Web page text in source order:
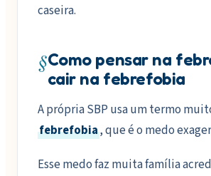
caseira.
§Como pensar na
cair na febrefobia
A própria SBP usa um termo
febrefobia, que é o medo
Esse medo faz muita família